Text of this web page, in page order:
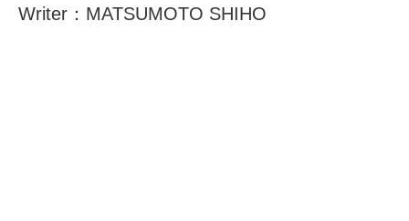
Writer：MATSUMOTO SHIHO